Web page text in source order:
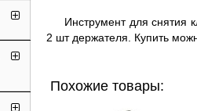
Инструмент для снятия
2 шт держателя. Купить
Похожие товары: